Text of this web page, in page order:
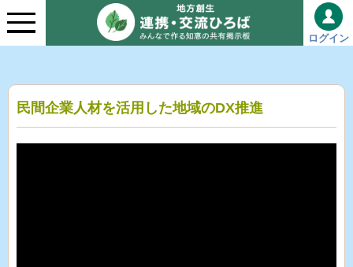
ログイン
民間企業人材を活用した地域のDX推進